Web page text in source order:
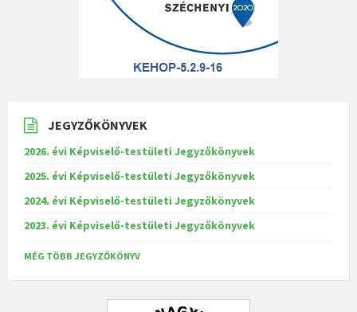
JEGYZŐKÖNYVEK
2026. évi Képviselő-testületi Jegyzőkönyvek
2025. évi Képviselő-testületi Jegyzőkönyvek
2024. évi Képviselő-testületi Jegyzőkönyvek
2023. évi Képviselő-testületi Jegyzőkönyvek
MÉG TÖBB JEGYZŐKÖNYV